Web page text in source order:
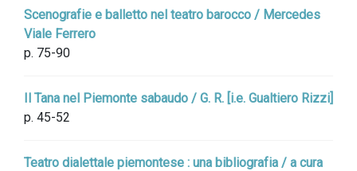
Scenografie e balletto nel teatro barocco / Mercedes
Viale Ferrero
p. 75-90
Il Tana nel Piemonte sabaudo / G. R. [i.e. Gualtiero Rizzi]
p. 45-52
Teatro dialettale piemontese : una bibliografia / a cura